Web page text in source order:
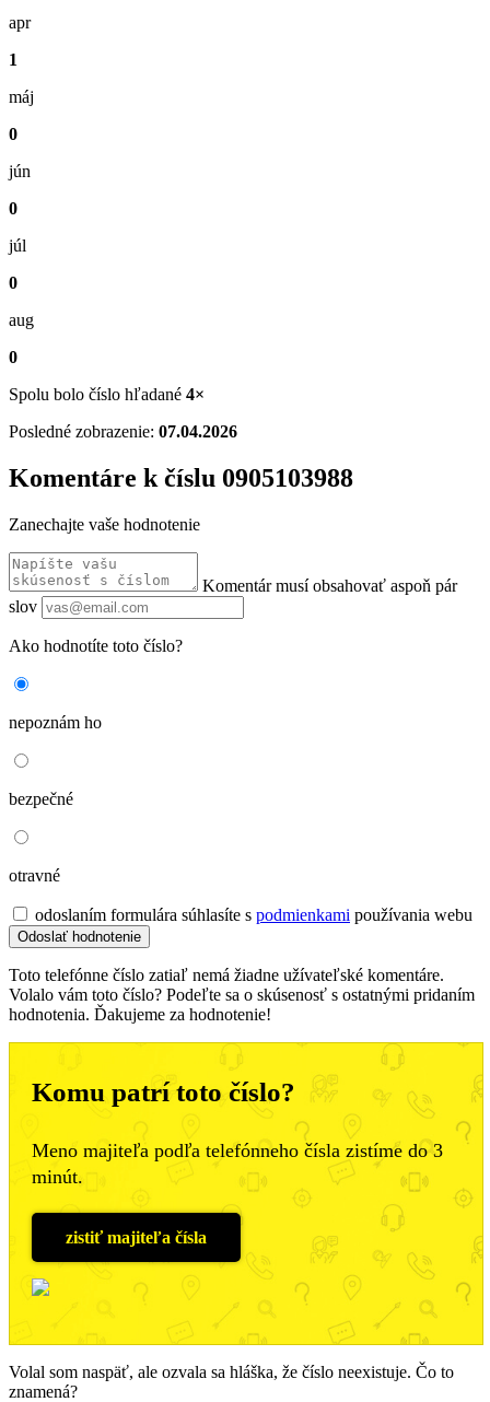
apr
1
máj
0
jún
0
júl
0
aug
0
Spolu bolo číslo hľadané 4×
Posledné zobrazenie: 07.04.2026
Komentáre k číslu 0905103988
Zanechajte vaše hodnotenie
Komentár musí obsahovať aspoň pár
slov
Ako hodnotíte toto číslo?
nepoznám ho
bezpečné
otravné
odoslaním formulára súhlasíte s podmienkami používania webu
Toto telefónne číslo zatiaľ nemá žiadne užívateľské komentáre.
Volalo vám toto číslo? Podeľte sa o skúsenosť s ostatnými pridaním
hodnotenia. Ďakujeme za hodnotenie!
Komu patrí toto číslo?
Meno majiteľa podľa telefónneho čísla zistíme do 3
minút.
zistiť majiteľa čísla
Volal som naspäť, ale ozvala sa hláška, že číslo neexistuje. Čo to
znamená?